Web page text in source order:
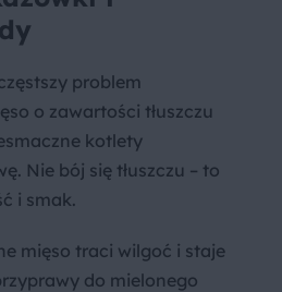
problem
o zawartości tłuszczu
kotlety
Nie bój się tłuszczu – to
i smak.
mięso traci wilgoć i staje
do mielonego